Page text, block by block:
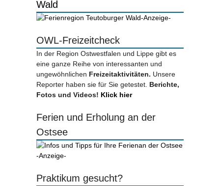
Wald
-Anzeige-
OWL-Freizeitcheck
In der Region Ostwestfalen und Lippe gibt es
eine ganze Reihe von interessanten und
ungewöhnlichen Freizeitaktivitäten. Unsere
Reporter haben sie für Sie getestet. Berichte,
Fotos und Videos! Klick hier
Ferien und Erholung an der
Ostsee
-Anzeige-
Praktikum gesucht?